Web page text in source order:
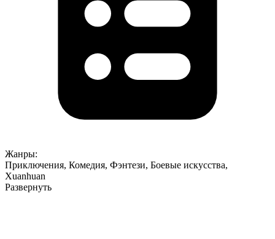
Жанры:
Приключения, Комедия, Фэнтези, Боевые искусства,
Xuanhuan
Развернуть